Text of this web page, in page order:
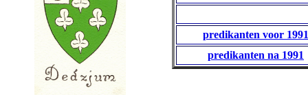
predikanten voor 1991
predikanten na 1991